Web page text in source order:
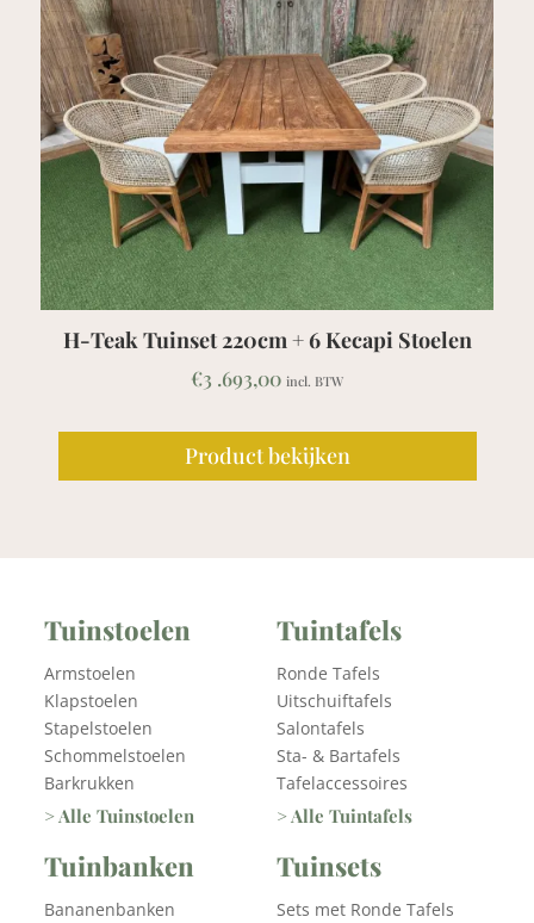
Teak Tuinset 220cm + 6 Kecapi Stoelen
3 .693,00 incl. BTW
Product bekijken
Tuinstoelen
Armstoelen
Klapstoelen
Stapelstoelen
Schommelstoelen
Barkrukken
> Alle Tuinstoelen
Tuinbanken
Bananenbanken
Tuintafels
Ronde Tafels
Uitschuiftafels
Salontafels
Sta- & Bartafels
Tafelaccessoires
> Alle Tuintafels
Tuinsets
Sets met Ronde Tafels